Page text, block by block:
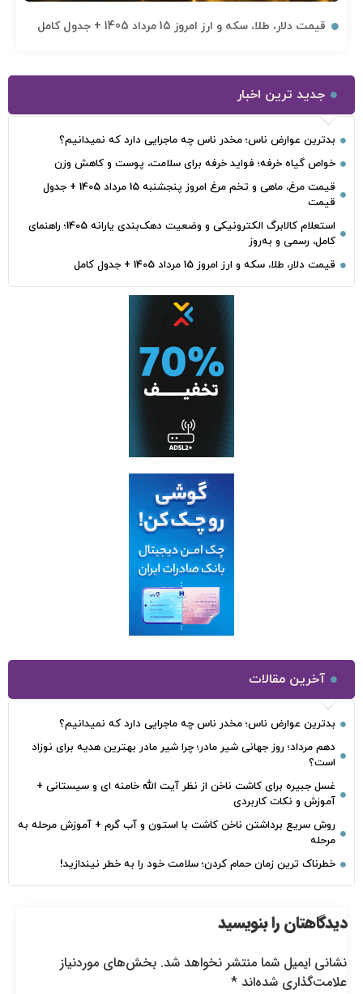
قیمت دلار، طلا، سکه و ارز امروز 15 مرداد 1405 + جدول کامل
جدید ترین اخبار
بدترین عوارض ناس؛ مخدر ناس چه ماجرایی دارد که نمیدانیم؟
خواص گیاه خرفه؛ فواید خرفه برای سلامت، پوست و کاهش وزن
قیمت مرغ، ماهی و تخم مرغ امروز پنجشنبه 15 مرداد 1405 + جدول
قیمت
استعلام کالابرگ الکترونیکی و وضعیت دهک‌بندی یارانه 1405؛ راهنمای
کامل، رسمی و به‌روز
قیمت دلار، طلا، سکه و ارز امروز 15 مرداد 1405 + جدول کامل
آخرین مقالات
بدترین عوارض ناس؛ مخدر ناس چه ماجرایی دارد که نمیدانیم؟
دهم مرداد؛ روز جهانی شیر مادر؛ چرا شیر مادر بهترین هدیه برای نوزاد
است؟
غسل جبیره برای کاشت ناخن از نظر آیت الله خامنه ای و سیستانی +
آموزش و نکات کاربردی
روش سریع برداشتن ناخن کاشت با استون و آب گرم + آموزش مرحله به
مرحله
خطرناک‌ ترین زمان‌ حمام کردن؛ سلامت خود را به خطر نیندازید!
دیدگاهتان را بنویسید
نشانی ایمیل شما منتشر نخواهد شد. بخش‌های موردنیاز
علامت‌گذاری شده‌اند *